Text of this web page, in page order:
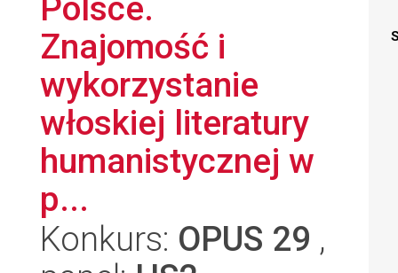
Polsce.
Znajomość i
wykorzystanie
włoskiej literatury
humanistycznej w
p...
Konkurs: OPUS 29 ,